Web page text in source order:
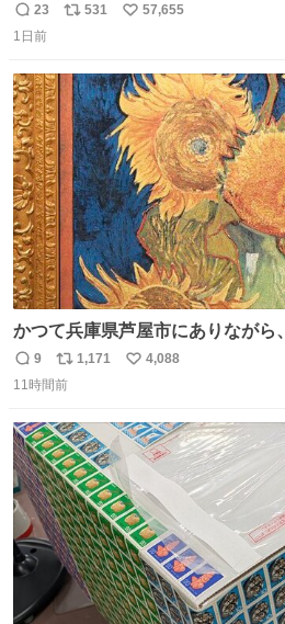
返
信
23
リ
ト
数
531
い
数
57,655
1日前
かつて兵庫県芦屋市にありながら
日の阪神大空襲の折に残念ながら
の「 #ヒマワリ 」。 当館は、東京都にある武者小路実篤記
り陶板で原寸大に再現し、2014年
大塚国際美術館
返
信
9
リ
ポ
ト
数
1,171
い
数
4,088
11時間前